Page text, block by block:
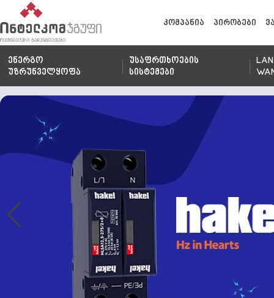
კომპანია პირობები
ენერგო
უზრუნველყოფა
უსაფრთხოების
სისტემები